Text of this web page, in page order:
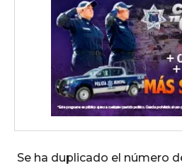
Se ha duplicado el número